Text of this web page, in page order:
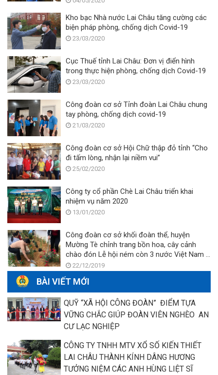
Kho bạc Nhà nước Lai Châu tăng cường các
biện pháp phòng, chống dịch Covid-19
23/03/2020
Cục Thuế tỉnh Lai Châu: Đơn vị điển hình
trong thực hiện phòng, chống dịch Covid-19
23/03/2020
Công đoàn cơ sở Tỉnh đoàn Lai Châu chung
tay phòng, chống dịch covid-19
21/03/2020
Công đoàn cơ sở Hội Chữ thập đỏ tỉnh “Cho
đi tấm lòng, nhận lại niềm vui”
25/02/2020
Công ty cổ phần Chè Lai Châu triển khai
nhiệm vụ năm 2020
13/01/2020
Công đoàn cơ sở khối đoàn thể, huyện
Mường Tè chỉnh trang bồn hoa, cây cảnh
chào đón Lễ hội ném còn 3 nước Việt Nam –
Lào – Trung Quốc
22/12/2019
BÀI VIẾT MỚI
QUỸ “XÃ HỘI CÔNG ĐOÀN” ĐIỂM TỰA
VỮNG CHẮC GIÚP ĐOÀN VIÊN NGHÈO AN
CƯ LẠC NGHIỆP
CÔNG TY TNHH MTV XỔ SỐ KIẾN THIẾT
LAI CHÂU THÀNH KÍNH DÂNG HƯƠNG
TƯỞNG NIỆM CÁC ANH HÙNG LIỆT SĨ